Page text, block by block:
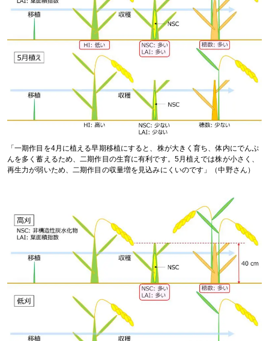
「一期作目を4月に植える早期移植にすると、株が大きく育ち、体内にでんぷ
んを多く蓄えるため、二期作目の生育に有利です。5月植えでは株が小さく、
再生力が弱いため、二期作目の収量増を見込みにくいのです」（中野さん）